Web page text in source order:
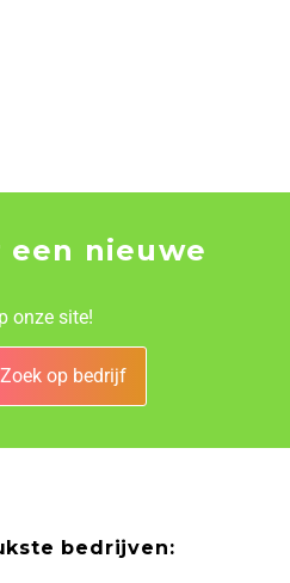
een nieuwe
onze site!
Zoek op bedrijf
bedrijven: